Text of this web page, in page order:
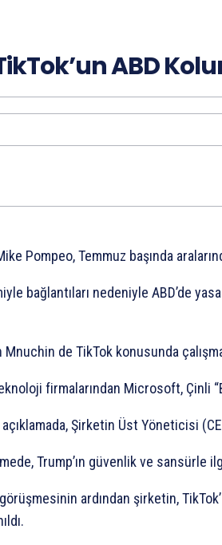
ABD
Pompeo, Temmuz başında
bağlantıları nedeniyle ABD’de
Mnuchin de TikTok konusunda
firmalarından Microsoft, Çinli
Şirketin Üst Yöneticisi
Trump’ın güvenlik ve sansürle
ardından şirketin,